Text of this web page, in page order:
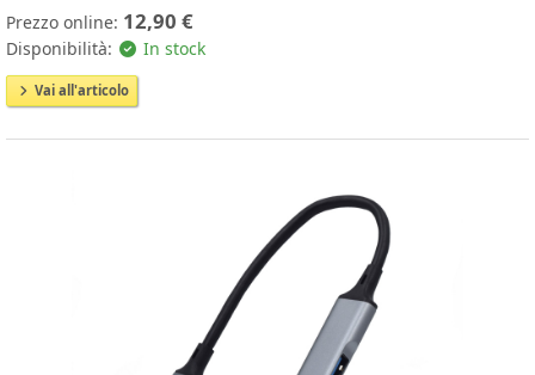
Prezzo online: 12,90 €
Disponibilità: In stock
Vai all'articolo